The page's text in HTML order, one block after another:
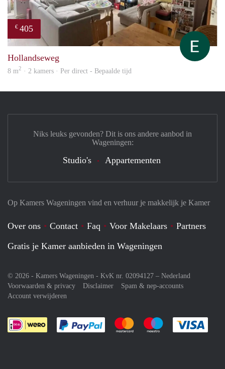
€ 405
Hollandseweg
8 m2 · 2 kamers · Per direct - Bepaalde tijd
Op Kamers Wageningen vind en verhuur je makkelijk je Kamer
Over ons Contact Faq Voor Makelaars
Partners
Gratis je Kamer aanbieden in Wageningen
© 2026 - Kamers Wageningen - KvK nr. 02094127 – Nederland
Voorwaarden & privacy
Disclaimer
Spam & nep-accounts
Account verwijderen
Je rekent gemakkelijk af met Paypal
Je rekent gemakkelijk af met
Je rekent
Niks leuks gevonden? Dit is ons andere aanbod in
Wageningen:
Studio's Appartementen